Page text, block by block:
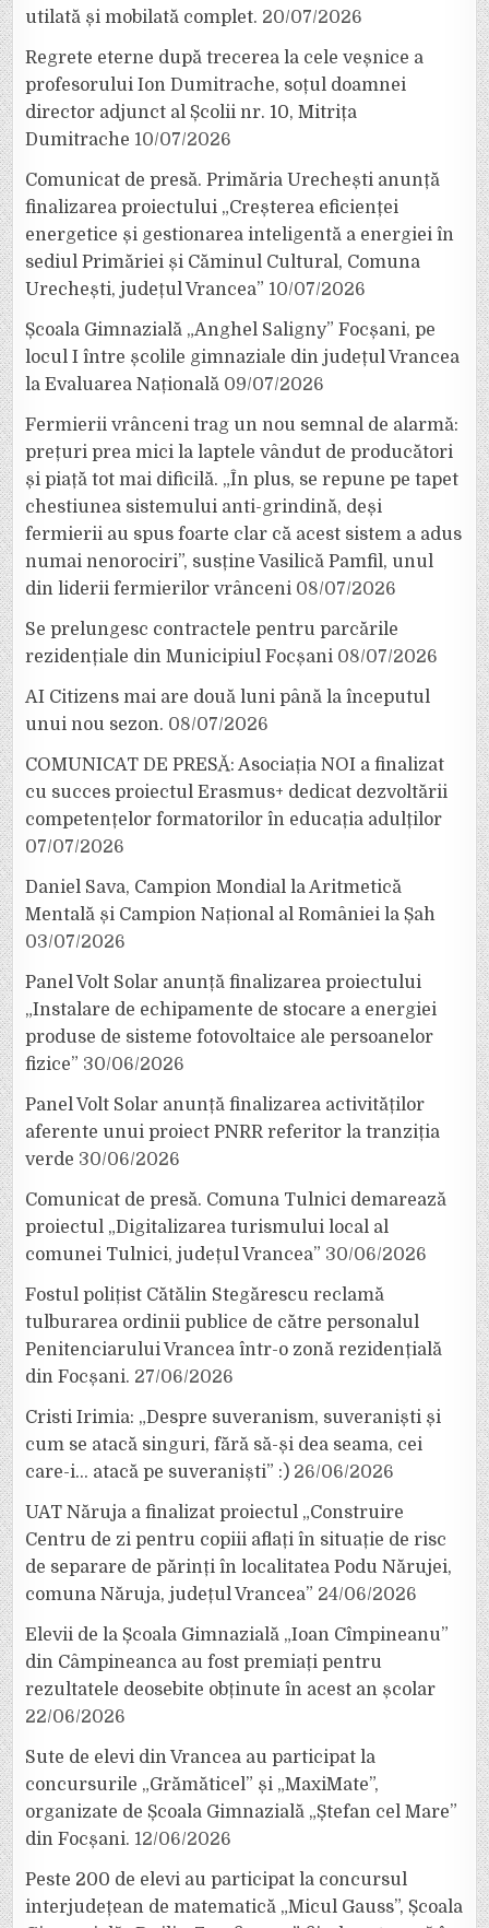
utilată și mobilată complet. 20/07/2026
Regrete eterne după trecerea la cele veșnice a
profesorului Ion Dumitrache, soțul doamnei
director adjunct al Școlii nr. 10, Mitrița
Dumitrache 10/07/2026
Comunicat de presă. Primăria Urechești anunță
finalizarea proiectului „Creșterea eficienței
energetice și gestionarea inteligentă a energiei în
sediul Primăriei și Căminul Cultural, Comuna
Urechești, județul Vrancea” 10/07/2026
Școala Gimnazială „Anghel Saligny” Focșani, pe
locul I între școlile gimnaziale din județul Vrancea
la Evaluarea Națională 09/07/2026
Fermierii vrânceni trag un nou semnal de alarmă:
prețuri prea mici la laptele vândut de producători
și piață tot mai dificilă. „În plus, se repune pe tapet
chestiunea sistemului anti-grindină, deși
fermierii au spus foarte clar că acest sistem a adus
numai nenorociri”, susține Vasilică Pamfil, unul
din liderii fermierilor vrânceni 08/07/2026
Se prelungesc contractele pentru parcările
rezidențiale din Municipiul Focșani 08/07/2026
AI Citizens mai are două luni până la începutul
unui nou sezon. 08/07/2026
COMUNICAT DE PRESĂ: Asociația NOI a finalizat
cu succes proiectul Erasmus+ dedicat dezvoltării
competențelor formatorilor în educația adulților
07/07/2026
Daniel Sava, Campion Mondial la Aritmetică
Mentală și Campion Național al României la Șah
03/07/2026
Panel Volt Solar anunță finalizarea proiectului
„Instalare de echipamente de stocare a energiei
produse de sisteme fotovoltaice ale persoanelor
fizice” 30/06/2026
Panel Volt Solar anunță finalizarea activităților
aferente unui proiect PNRR referitor la tranziția
verde 30/06/2026
Comunicat de presă. Comuna Tulnici demarează
proiectul „Digitalizarea turismului local al
comunei Tulnici, județul Vrancea” 30/06/2026
Fostul polițist Cătălin Stegărescu reclamă
tulburarea ordinii publice de către personalul
Penitenciarului Vrancea într-o zonă rezidențială
din Focșani. 27/06/2026
Cristi Irimia: „Despre suveranism, suveraniști și
cum se atacă singuri, fără să-și dea seama, cei
care-i… atacă pe suveraniști” :) 26/06/2026
UAT Năruja a finalizat proiectul „Construire
Centru de zi pentru copiii aflați în situație de risc
de separare de părinți în localitatea Podu Nărujei,
comuna Năruja, județul Vrancea” 24/06/2026
Elevii de la Școala Gimnazială „Ioan Cîmpineanu”
din Câmpineanca au fost premiați pentru
rezultatele deosebite obținute în acest an școlar
22/06/2026
Sute de elevi din Vrancea au participat la
concursurile „Grămăticel” și „MaxiMate”,
organizate de Școala Gimnazială „Ștefan cel Mare”
din Focșani. 12/06/2026
Peste 200 de elevi au participat la concursul
interjudețean de matematică „Micul Gauss”, Școala